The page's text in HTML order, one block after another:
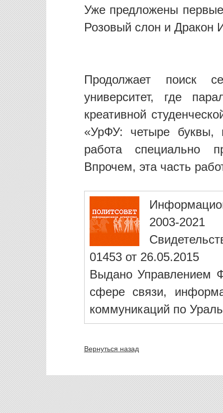
Уже предложены
Розовый слон и Дракон
Продолжает поиск
университет, где
креативной
«УрФУ: четыре буквы,
работа специально
Впрочем, эта часть
2003-2021
01453 от 26.05.2015
Выдано Управлением
сфере связи,
коммуникаций по
Вернуться назад